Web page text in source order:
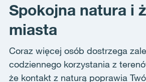
Spokojna natura i
miasta
Coraz więcej osób dostrzega
codziennego korzystania z
że kontakt z naturą poprawia